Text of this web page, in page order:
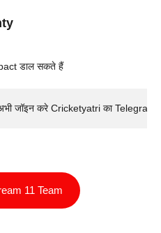
डाल सकते हैं
अभी जॉइन करे Cricketyatri का
11 Team